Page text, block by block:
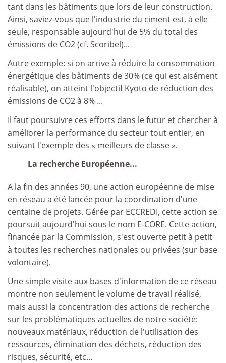
tant dans les bâtiments que lors de leur construction.
Ainsi, saviez-vous que l'industrie du ciment est, à elle
seule, responsable aujourd'hui de 5% du total des
émissions de CO2 (cf. Scoribel)...
Autre exemple: si on arrive à réduire la consommation
énergétique des bâtiments de 30% (ce qui est aisément
réalisable), on atteint l'objectif Kyoto de réduction des
émissions de CO2 à 8% ...
Il faut poursuivre ces efforts dans le futur et chercher à
améliorer la performance du secteur tout entier, en
suivant l'exemple des « meilleurs de classe ».
La recherche Européenne...
A la fin des années 90, une action européenne de mise
en réseau a été lancée pour la coordination d'une
centaine de projets. Gérée par ECCREDI, cette action se
poursuit aujourd'hui sous le nom E-CORE. Cette action,
financée par la Commission, s'est ouverte petit à petit
à toutes les recherches nationales ou privées (sur base
volontaire).
Une simple visite aux bases d'information de ce réseau
montre non seulement le volume de travail réalisé,
mais aussi la concentration des actions de recherche
sur les problématiques actuelles de notre société:
nouveaux matériaux, réduction de l'utilisation des
ressources, élimination des déchets, réduction des
risques, sécurité, etc...